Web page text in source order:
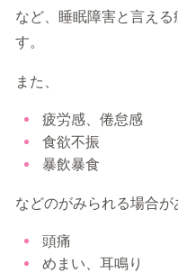
など、睡眠障害と言え
す。
また、
疲労感、倦怠感
食欲不振
暴飲暴食
などのがみられる場合が
頭痛
めまい、耳鳴り